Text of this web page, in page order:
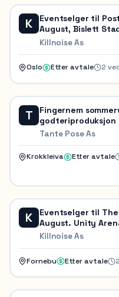
K
Eventselger til
August, Bislett
Killnoise As
Oslo Etter avtale 2
T
Fingernem
godteriproduksjon
Krokkleiva
Tante Pose As
Krokkleiva Etter avtale
K
Eventselger til
August. Unity
Killnoise As
Fornebu Etter avtale